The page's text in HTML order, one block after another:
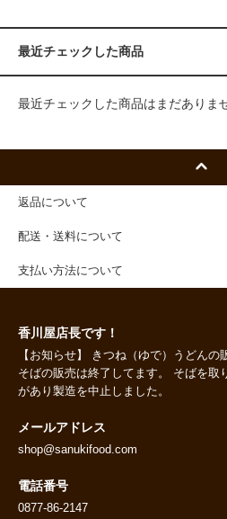
最近チェックした商品
最近チェックした商品はまだありま
返品について
配送・送料について
支払い方法について
香川屋店長です！
【お知らせ】 きつね（ゆで）うどんの
そばの販売は終了してます。 そばを取
があり製造を中止しました。
メールアドレス
shop@sanukifood.com
電話番号
0877-86-2147